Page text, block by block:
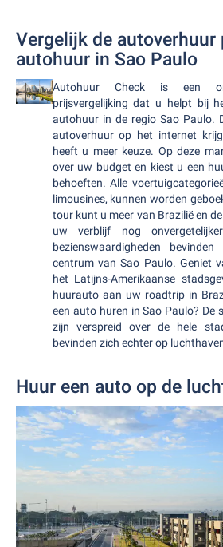
Vergelijk de autoverhuur
autohuur in Sao Paulo
Autohuur Check is een
prijsvergelijking dat u helpt bij
autohuur in de regio Sao Paulo.
autoverhuur op het internet
heeft u meer keuze. Op deze
over uw budget en kiest u een
behoeften. Alle
limousines, kunnen worden
tour kunt u meer van Brazilië en
uw verblijf nog
bezienswaardigheden
centrum van Sao Paulo. Geniet
het Latijns-Amerikaanse
huurauto aan uw roadtrip in
een auto huren in Sao Paulo?
zijn verspreid over de hele
bevinden zich echter op
Huur een auto op de